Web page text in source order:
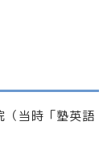
（当時「塾英語